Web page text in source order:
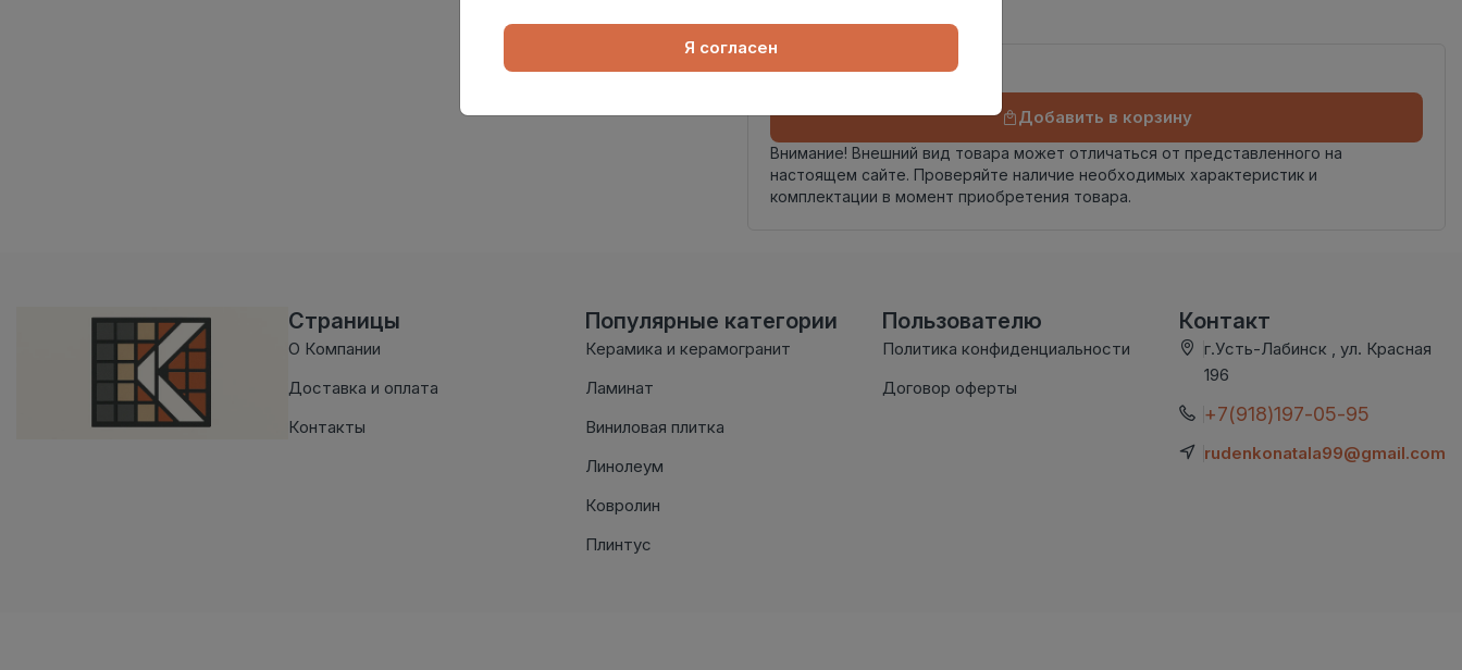
Добавить в корзину
Внимание! Внешний вид товара может отличаться от представленного на
настоящем сайте. Проверяйте наличие необходимых характеристик и
комплектации в момент приобретения товара.
Страницы
О Компании
Доставка и оплата
Контакты
Популярные категории
Керамика и керамогранит
Ламинат
Виниловая плитка
Линолеум
Ковролин
Плинтус
Пользователю
Политика конфиденциальности
Договор оферты
Контакт
г.Усть-Лабинск , ул. Красная
196
+7(918)197-05-95
rudenkonatala99@gmail.com
Я согласен